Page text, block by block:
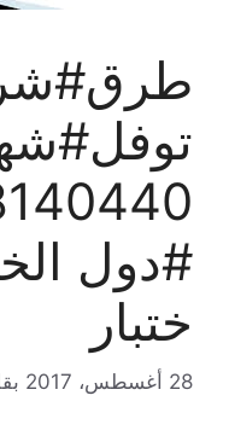
#دول
ختبار
28 أغسطس، 2017